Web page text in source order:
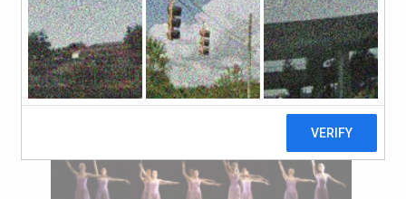
Fotós: Rencz Norbert